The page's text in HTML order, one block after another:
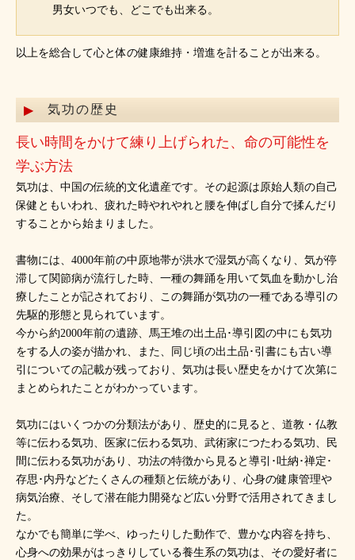
男女いつでも、どこでも出来る。
以上を総合して心と体の健康維持・増進を計ることが出来る。
気功の歴史
長い時間をかけて練り上げられた、命の可能性を
学ぶ方法
気功は、中国の伝統的文化遺産です。その起源は原始人類の自己
保健ともいわれ、疲れた時やれやれと腰を伸ばし自分で揉んだり
することから始まりました。
書物には、4000年前の中原地帯が洪水で湿気が高くなり、気が停
滞して関節病が流行した時、一種の舞踊を用いて気血を動かし治
療したことが記されており、この舞踊が気功の一種である導引の
先駆的形態と見られています。
今から約2000年前の遺跡、馬王堆の出土品･導引図の中にも気功
をする人の姿が描かれ、また、同じ頃の出土品･引書にも古い導
引についての記載が残っており、気功は長い歴史をかけて次第に
まとめられたことがわかっています。
気功にはいくつかの分類法があり、歴史的に見ると、道教・仏教
等に伝わる気功、医家に伝わる気功、武術家につたわる気功、民
間に伝わる気功があり、功法の特徴から見ると導引･吐納･禅定･
存思･内丹などたくさんの種類と伝統があり、心身の健康管理や
病気治療、そして潜在能力開発など広い分野で活用されてきまし
た。
なかでも簡単に学べ、ゆったりした動作で、豊かな内容を持ち、
心身への効果がはっきりしている養生系の気功は、その愛好者に